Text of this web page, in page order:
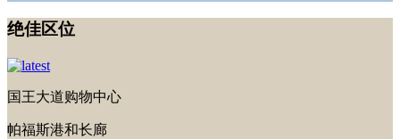
绝佳区位
国王大道购物中心
帕福斯港和长廊